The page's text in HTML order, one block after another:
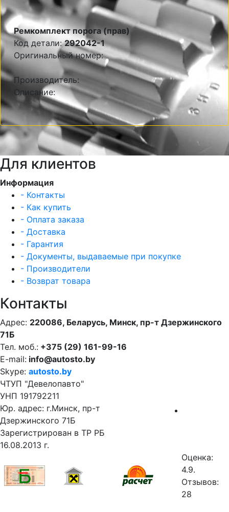
Ремкомплект порога (прав)
Код детали:292042-1
Оригинальный номер:
Производитель:
Описание:
Для клиентов
Информация
- Контакты
- Как купить
- Оплата заказа
- Доставка
- Гарантия
- Документы, выдаваемые при покупке
- Производители
- Возврат товара
Контакты
Адрес: 220086, Беларусь, Минск, пр-т Дзержинского
71Б
Тел. моб.: +375 (29) 161-99-16
E-mail: info@autosto.by
Skype: autosto.by
ЧТУП "Девелопавто"
УНП 191792211
Юр. адрес: г.Минск, пр-т
Дзержинского 71Б
Зарегистрирован в ТР РБ
16.08.2013 г.
Оценка:
4.9.
Отзывов:
28